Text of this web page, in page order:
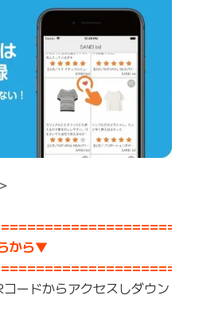
から▼
ードからアクセスしダウン